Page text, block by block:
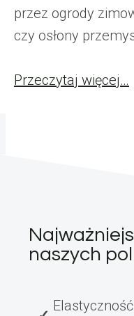
przez ogrody
czy osłony
Przeczytaj więcej…
naszych